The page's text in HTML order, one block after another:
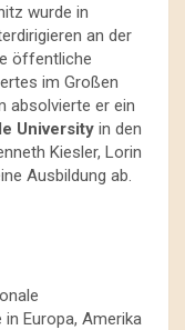
wurde in
an der
öffentliche
im Großen
absolvierte er ein
University in den
Kiesler, Lorin
Ausbildung ab.
Europa, Amerika